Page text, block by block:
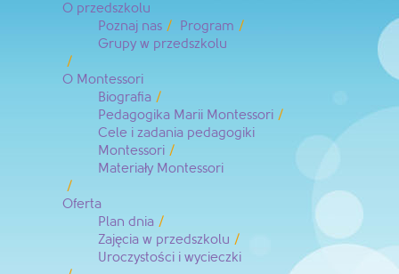
O przedszkolu
Poznaj nas
Program
Grupy w przedszkolu
O Montessori
Biografia
Pedagogika Marii Montessori
Cele i zadania pedagogiki
Montessori
Materiały Montessori
Oferta
Plan dnia
Zajęcia w przedszkolu
Uroczystości i wycieczki